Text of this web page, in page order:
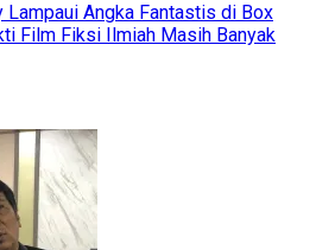
Lampaui Angka Fantastis di Box
Film Fiksi Ilmiah Masih Banyak